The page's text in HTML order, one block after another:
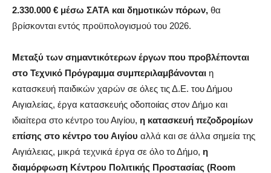
2.330.000 € μέσω ΣΑΤΑ και δημοτικών πόρων, θα
βρίσκονται εντός προϋπολογισμού του 2026.
Μεταξύ των σημαντικότερων έργων που προβλέπονται
στο Τεχνικό Πρόγραμμα συμπεριλαμβάνονται η
κατασκευή παιδικών χαρών σε όλες τις Δ.Ε. του Δήμου
Αιγιαλείας, έργα κατασκευής οδοποιίας στον Δήμο και
ιδιαίτερα στο κέντρο του Αιγίου, η κατασκευή πεζοδρομίων
επίσης στο κέντρο του Αιγίου αλλά και σε άλλα σημεία της
Αιγιάλειας, μικρά τεχνικά έργα σε όλο το Δήμο, η
διαμόρφωση Κέντρου Πολιτικής Προστασίας (Room